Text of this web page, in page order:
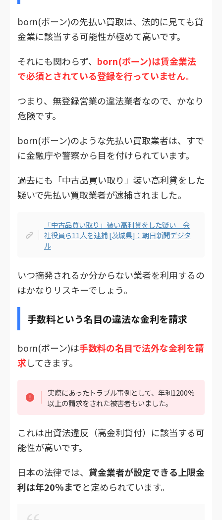
born(ボーン)の先払い買取は、法的に見ても貸
金業に該当する可能性が極めて高いです。
それにも関わらず、 born(ボーン)は賃金業法
で必須とされている登録を行っていません。
つまり、無登録営業の違法業者なので、かなり
危険です。
born(ボーン)のような先払い買取業者は、すで
に金融庁や警察から目を付けられています。
過去にも「中古品買い取り」装い高利貸をした
疑いで先払い買取業者が逮捕されました。
「中古品買い取り」装い高利貸をした疑い 会
社役員ら11人を逮捕 [茨城県]：朝日新聞デジタ
ル
いつ摘発されるか分からない業者を利用するの
はかなりリスキーでしょう。
手数料という名目の違法な金利を請求
born(ボーン)は手数料の名目で法外な金利を請
求してきます。
実際にあったトラブル事例として、年利1200％
以上の請求をされた被害者もいました。
これは出資法違反（高金利貸付）に該当する可
能性が高いです。
日本の法律では、 貸金業者が設定できる上限金
利は年20％までと定められています。